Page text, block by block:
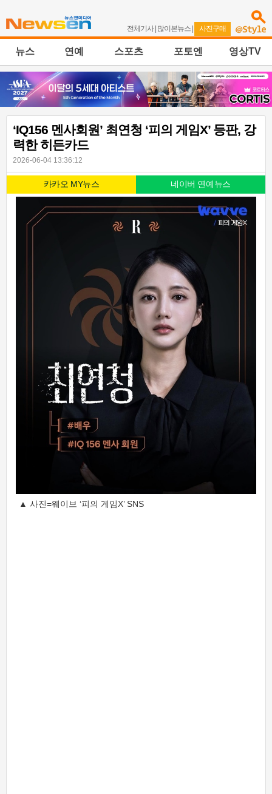
전체기사| 많이본뉴스 | 사진구매
뉴스 연예 스포츠 포토엔 영상TV
‘IQ156 멘사회원’ 최연청 ‘피의 게임X’ 등판, 강
력한 히든카드
2026-06-04 13:36:12
카카오 MY뉴스 네이버 연예뉴스
▲ 사진=웨이브 ‘피의 게임X’ SNS